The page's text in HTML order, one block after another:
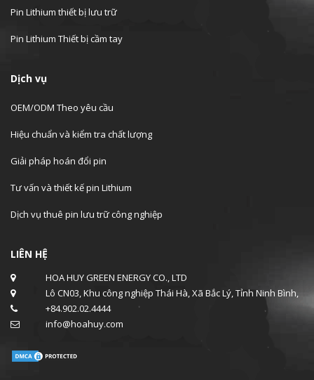
Pin Lithium thiết bị lưu trữ
Pin Lithium Thiết bị cầm tay
Dịch vụ
OEM/ODM Theo yêu cầu
Hiệu chuẩn và kiểm tra chất lượng
Giải pháp hoán đổi pin
Tư vấn và thiết kế pin Lithium
Dịch vụ thuê pin lưu trữ công nghiệp
LIÊN HỆ
HOA HUY GREEN ENERGY CO., LTD
Lô CN03, Khu công nghiệp Thái Hà, Xã Bắc Lý, Tỉnh Ninh Bình,
+84.902.02.4444
info@hoahuy.com